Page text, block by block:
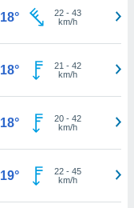
18° 22- 43
km/h
18° 21 - 42
km/h
18° 20- 42
km/h
19° 22- 45
km/h